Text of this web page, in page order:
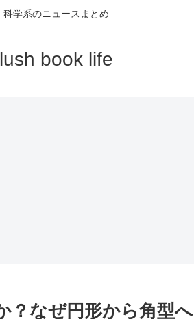
科学系のニュースまとめ
lush book life
？なぜ円形から角型へ